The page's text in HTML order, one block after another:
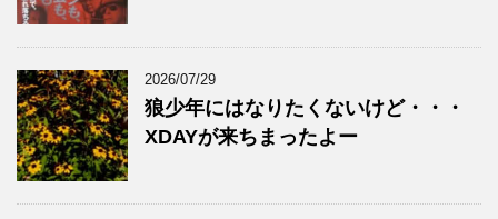
2026/07/29
狼少年にはなりたくないけど・・・
XDAYが来ちまったよー